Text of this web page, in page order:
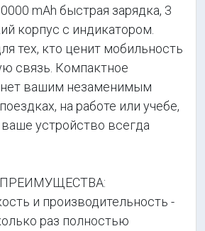
mAh быстрая зарядка, 3
корпус с индикатором.
тех, кто ценит мобильность
связь. Компактное
вашим незаменимым
на работе или учебе,
ваше устройство всегда
и производительность -
раз полностью